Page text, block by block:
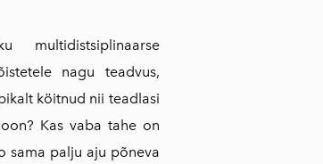
multidistsiplinaarse
nagu teadvus,
köitnud nii teadlasi
Kas vaba tahe on
sama palju aju põneva